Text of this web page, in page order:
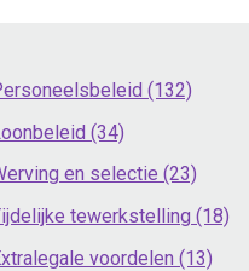
(132)
(34)
en selectie (23)
tewerkstelling (18)
voordelen (13)